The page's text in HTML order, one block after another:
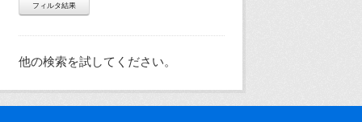
フィルタ結果
他の検索を試してください。